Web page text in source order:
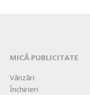
MICĂ PUBLICITATE
Vânzări
Închirieri